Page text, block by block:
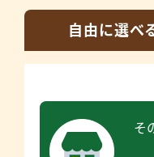
自由に選べ
そ